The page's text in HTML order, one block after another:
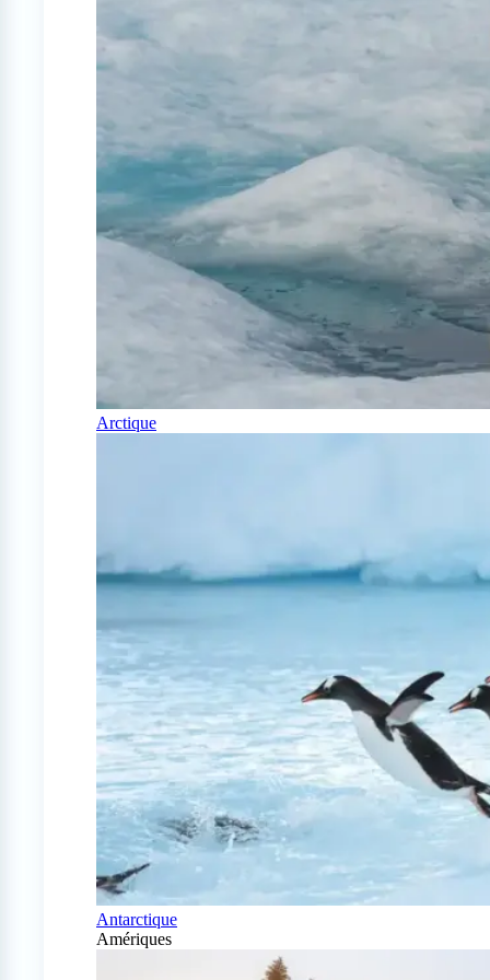
Arctique
Antarctique
Amériques